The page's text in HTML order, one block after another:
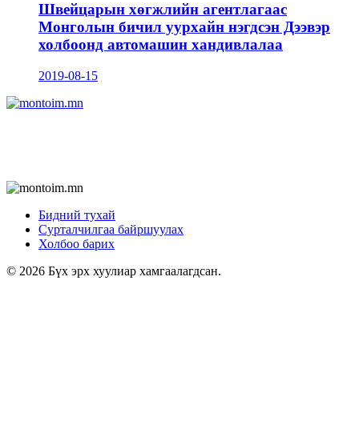
Швейцарын хөгжлийн агентлагаас
Монголын бичил уурхайн нэгдсэн Дээвэр
холбоонд автомашин хандивлалаа
2019-08-15
Бидний тухай
Сурталчилгаа байршуулах
Холбоо барих
© 2026 Бүх эрх хуулиар хамгаалагдсан.